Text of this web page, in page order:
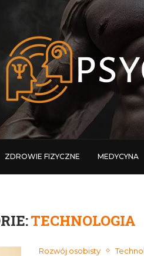
ZDROWIE FIZYCZNE MEDYCYNA
TECHNOLOGIA
Rozwój osobisty